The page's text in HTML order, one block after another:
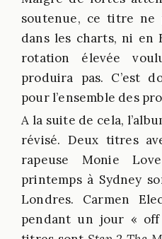
soutenue, ce titre ne
dans les charts, ni en
rotation élevée
produira pas. C’est
pour l’ensemble des
A la suite de cela,
révisé. Deux titres
rapeuse Monie
printemps à Sydney
Londres. Carmen
pendant un jour «